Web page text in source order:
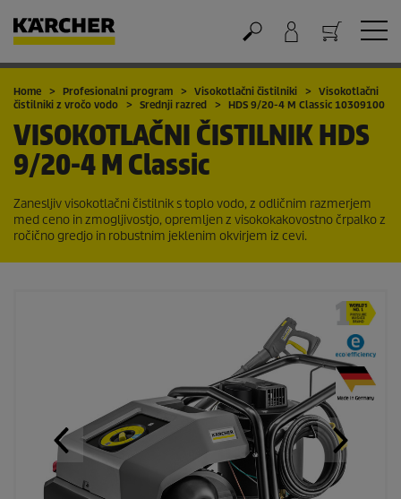
Nakupovalna košarica
Home Profesionalni program Visokotlačni čistilniki
Visokotlačni
čistilniki z vročo vodo
Srednji razred HDS 9/20-4 M Classic 10309100
VISOKOTLAČNI ČISTILNIKHDS
9/20-4 M Classic
Zanesljiv visokotlačni čistilnik s toplo vodo, z odličnim razmerjem
med ceno in zmogljivostjo, opremljen z visokokakovostno črpalko z
ročično gredjo in robustnim jeklenim okvirjem iz cevi.